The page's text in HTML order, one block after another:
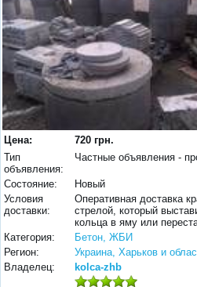
Цена:
720 грн.
Тип
объявления:
Частные объявления -
Состояние:
Новый
Условия
доставки:
Оперативная доставка
стрелой, который
кольца в яму или
Категория:
Бетон, ЖБИ
Регион:
Украина, Харьков и
Владелец:
kolca-zhb